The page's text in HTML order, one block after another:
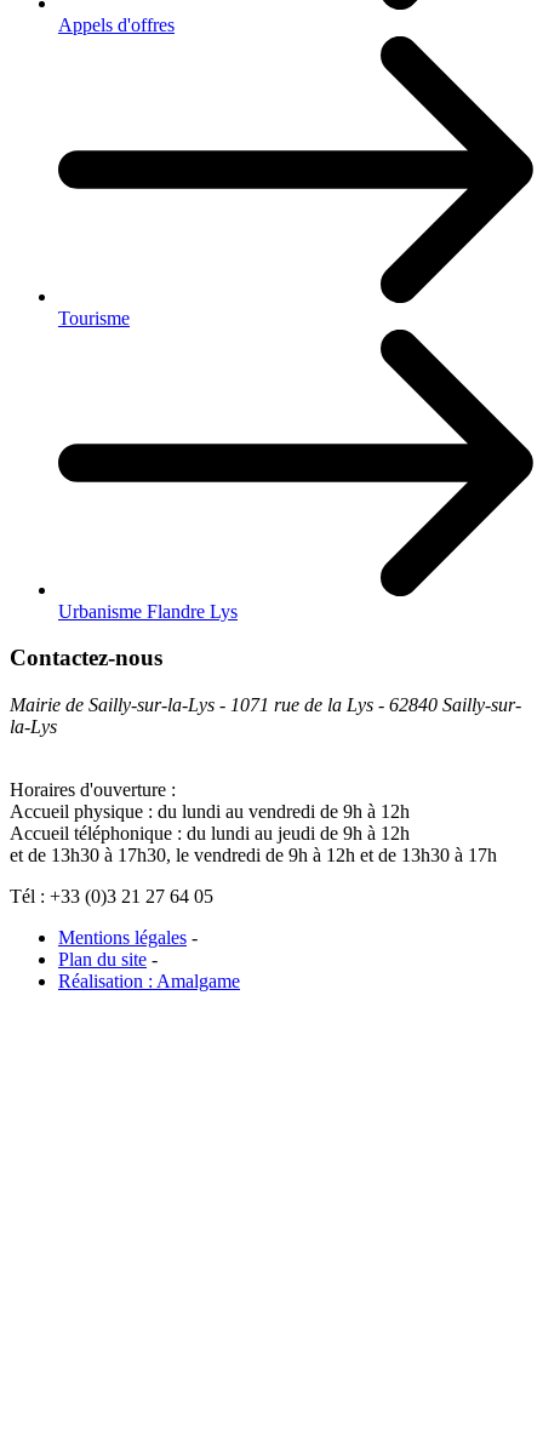
Appels d'offres
Tourisme
Urbanisme Flandre Lys
Contactez-nous
Mairie de Sailly-sur-la-Lys - 1071 rue de la Lys - 62840 Sailly-sur-
la-Lys
Horaires d'ouverture :
Accueil physique : du lundi au vendredi de 9h à 12h
Accueil téléphonique : du lundi au jeudi de 9h à 12h
et de 13h30 à 17h30, le vendredi de 9h à 12h et de 13h30 à 17h
Tél : +33 (0)3 21 27 64 05
Mentions légales -
Plan du site -
Réalisation : Amalgame